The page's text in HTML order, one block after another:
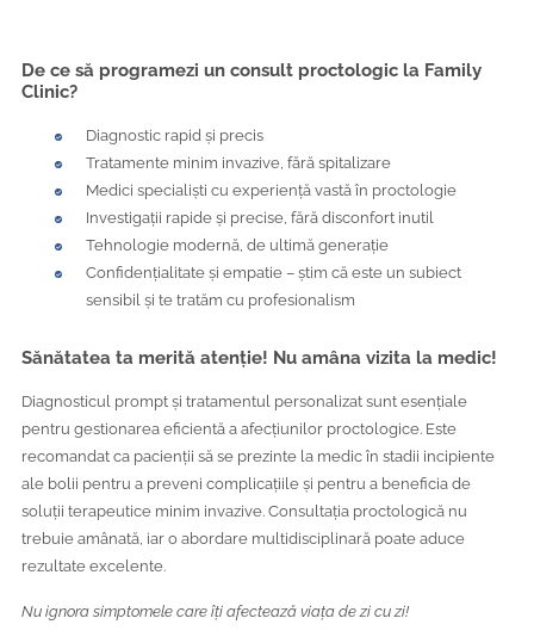
De ce să programezi un consult proctologic la Family
Clinic?
Diagnostic rapid și precis
Tratamente minim invazive, fără spitalizare
Medici specialiști cu experiență vastă în proctologie
Investigații rapide și precise, fără disconfort inutil
Tehnologie modernă, de ultimă generație
Confidențialitate și empatie – știm că este un subiect
sensibil și te tratăm cu profesionalism
Sănătatea ta merită atenție! Nu amâna vizita la medic!
Diagnosticul prompt și tratamentul personalizat sunt esențiale
pentru gestionarea eficientă a afecțiunilor proctologice. Este
recomandat ca pacienții să se prezinte la medic în stadii incipiente
ale bolii pentru a preveni complicațiile și pentru a beneficia de
soluții terapeutice minim invazive. Consultația proctologică nu
trebuie amânată, iar o abordare multidisciplinară poate aduce
rezultate excelente.
Nu ignora simptomele care îți afectează viața de zi cu zi!